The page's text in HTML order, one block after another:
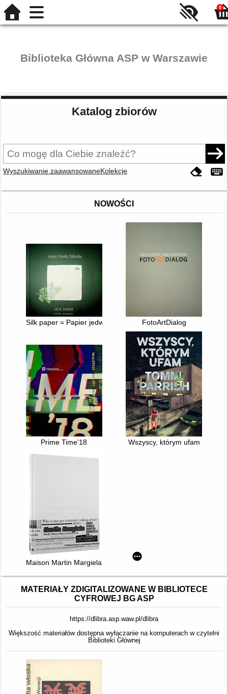
0
Biblioteka Główna ASP w Warszawie
Katalog zbiorów
Wyszukiwanie zaawansowaneKolekcje
NOWOŚCI
Silk paper = Papier jedwabny FotoArtDialog
Prime Time'18 Wszyscy, którym ufam
Maison Martin Margiela
MATERIAŁY ZDIGITALIZOWANE W BIBLIOTECE
CYFROWEJ BG ASP
https://dlibra.asp.waw.pl/dlibra
Większość materiałów dostępna wyłączanie na komputerach w czytelni
Biblioteki Głównej